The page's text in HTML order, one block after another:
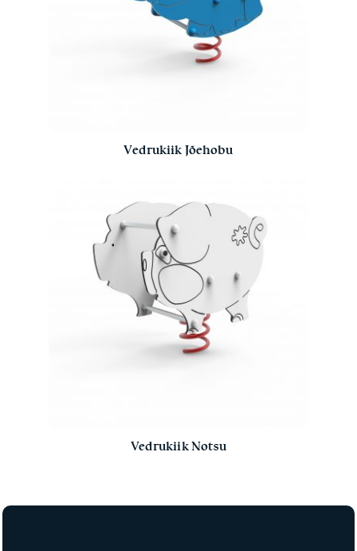
Vedrukiik Jõehobu
Vedrukiik Notsu